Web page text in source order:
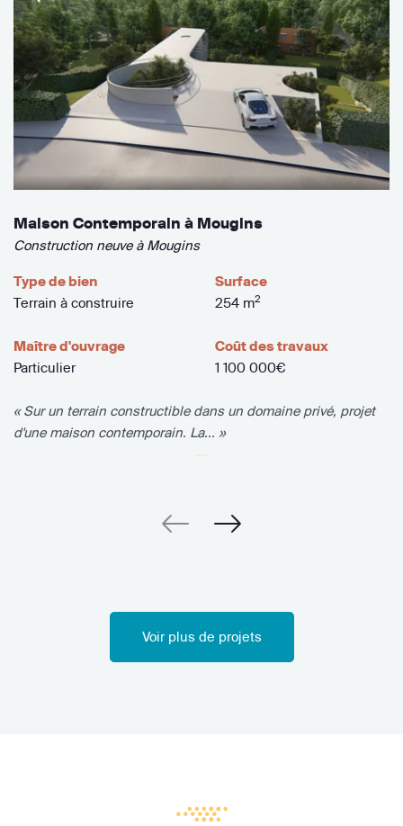
Maison Contemporain à Mougins
Construction neuve à Mougins
Type de bien
Terrain à construire
Surface
254 m2
Maître d'ouvrage
Particulier
Coût des travaux
1 100 000€
« Sur un terrain constructible dans un domaine privé, projet
d'une maison contemporain. La... »
Voir plus de projets